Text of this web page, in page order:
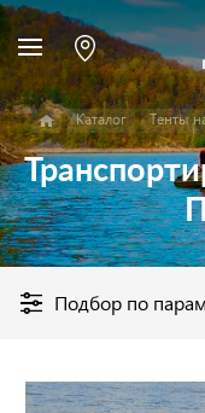
Каталог Тенты
Подбор по